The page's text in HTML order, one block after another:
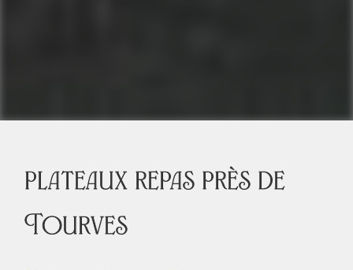
plateaux repas près de
Tourves